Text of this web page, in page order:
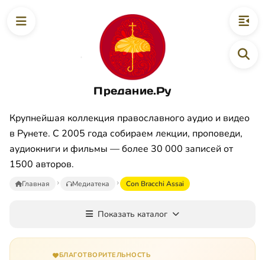
Предание.Ру
Крупнейшая коллекция православного аудио и видео
в Рунете. С 2005 года собираем лекции, проповеди,
аудиокниги и фильмы — более 30 000 записей от
1500 авторов.
Главная Медиатека Con Bracchi Assai
Показать каталог
БЛАГОТВОРИТЕЛЬНОСТЬ